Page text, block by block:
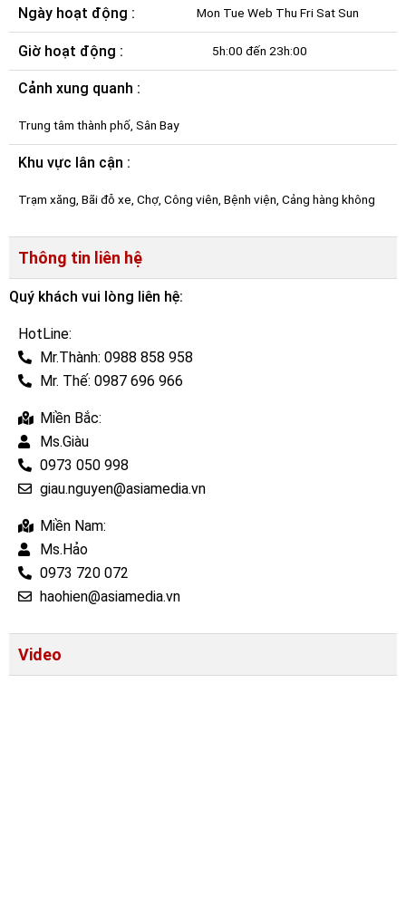
Ngày hoạt động : Mon Tue Web Thu Fri Sat Sun
Giờ hoạt động : 5h:00 đến 23h:00
Cảnh xung quanh :
Trung tâm thành phố, Sân Bay
Khu vực lân cận :
Trạm xăng, Bãi đỗ xe, Chợ, Công viên, Bệnh viện, Cảng hàng không
Thông tin liên hệ
Quý khách vui lòng liên hệ:
HotLine:
Mr.Thành: 0988 858 958
Mr. Thế: 0987 696 966
Miền Bắc:
Ms.Giàu
0973 050 998
giau.nguyen@asiamedia.vn
Miền Nam:
Ms.Hảo
0973 720 072
haohien@asiamedia.vn
Video